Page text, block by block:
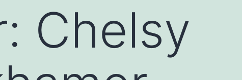
Chelsy